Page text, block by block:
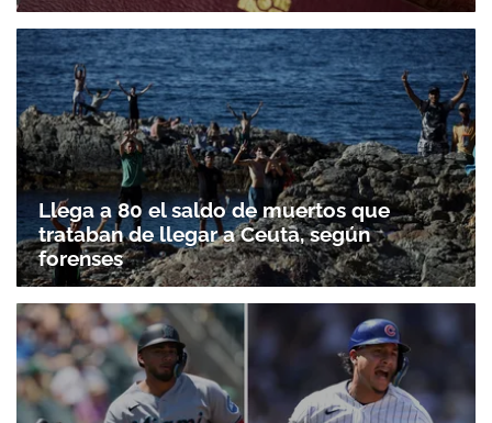
Llega a 80 el saldo de muertos que
trataban de llegar a Ceuta, según
forenses